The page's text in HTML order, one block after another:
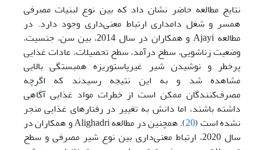
نتایج مطالعه حاضر نشان داد که بین نوع لبنیات مصرفی
همسر و شغل دامداری ارتباط معنی‌داری وجود دارد. در
مطالعه Ajayi و همکاران در سال 2014، بین سن، جنسیت،
وضعیت زناشویی، سطح درآمد، سطح تحصیلات، عادات غذایی
پرخطر و نوشیدن شیر غیرپاستوریزه همبستگی بالایی
مشاهده شد و به این نتیجه رسیدند که اگرچه
مصرف‌کنندگان ممکن است از خطرات مواد غذایی آگاهی
داشته باشند، اما دانش به تغییر در رفتارهای غذایی منجر
نشده است (20
). همچنین در مطالعه Alighadri و همکاران در
سال 2020، ارتباط معنی‌داری بین نوع شیر مصرفی و سطح